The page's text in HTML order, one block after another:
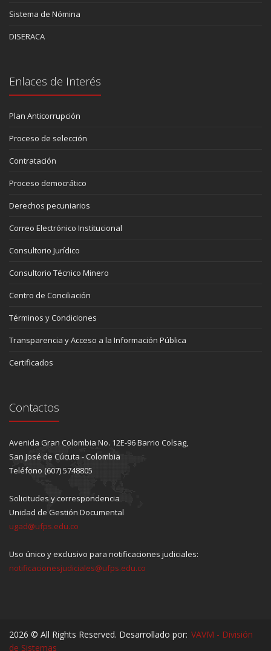
Sistema de Nómina
DISERACA
Enlaces de Interés
Plan Anticorrupción
Proceso de selección
Contratación
Proceso democrático
Derechos pecuniarios
Correo Electrónico Institucional
Consultorio Jurídico
Consultorio Técnico Minero
Centro de Conciliación
Términos y Condiciones
Transparencia y Acceso a la Información Pública
Certificados
Contactos
Avenida Gran Colombia No. 12E-96 Barrio Colsag,
San José de Cúcuta - Colombia
Teléfono (607) 5748805
Solicitudes y correspondencia
Unidad de Gestión Documental
ugad@ufps.edu.co
Uso único y exclusivo para notificaciones judiciales:
notificacionesjudiciales@ufps.edu.co
2026 © All Rights Reserved. Desarrollado por: VAVM - División
de Sistemas